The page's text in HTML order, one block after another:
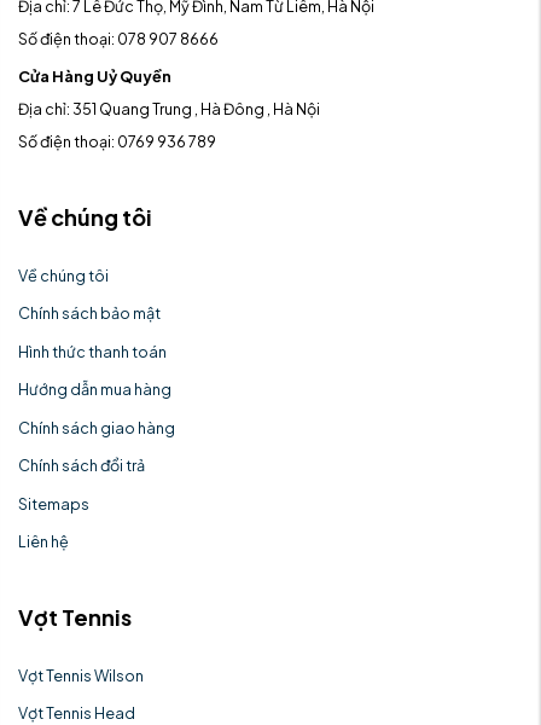
Địa chỉ: 7 Lê Đức Thọ, Mỹ Đình, Nam Từ Liêm, Hà Nội
Số điện thoại: 078 907 8666
Cửa Hàng Uỷ Quyền
Địa chỉ: 351 Quang Trung , Hà Đông , Hà Nội
Số điện thoại: 0769 936 789
Về chúng tôi
Về chúng tôi
Chính sách bảo mật
Hình thức thanh toán
Hướng dẫn mua hàng
Chính sách giao hàng
Chính sách đổi trả
Sitemaps
Liên hệ
Vợt Tennis
Vợt Tennis Wilson
Vợt Tennis Head